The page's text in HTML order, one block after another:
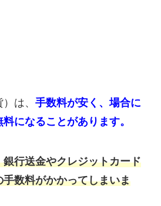
は、 手数料が安く、場合に
になることがあります。
行送金やクレジットカード
数料がかかってしまいま